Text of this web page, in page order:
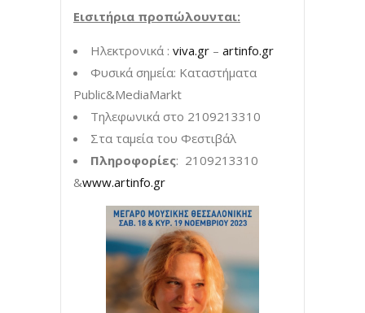
Εισιτήρια προπώλουνται:
Ηλεκτρονικά : viva.gr – artinfo.gr
Φυσικά σημεία: Καταστήματα
Public&MediaMarkt
Τηλεφωνικά στο 2109213310
Στα ταμεία του Φεστιβάλ
Πληροφορίες: 2109213310
&www.artinfo.gr